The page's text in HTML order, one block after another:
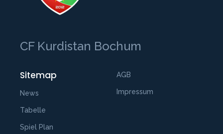
CF Kurdistan Bochum
Sitemap
News
Tabelle
Spiel Plan
AGB
Impressum